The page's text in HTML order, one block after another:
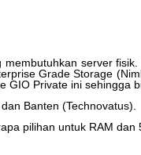
membutuhkan server fisik
Grade Storage (
GIO Private ini sehingga
dan Banten (Technovatus)
pilihan untuk RAM dan